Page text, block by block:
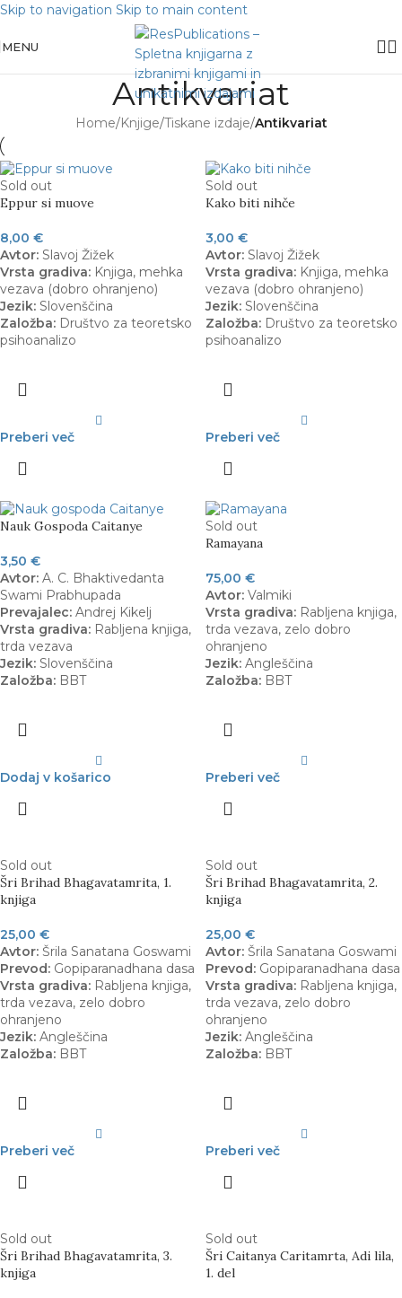
Skip to navigation Skip to main content
MENU
Antikvariat
Home/Knjige/Tiskane izdaje/Antikvariat
Sold out
Eppur si muove
8,00 €
Avtor: Slavoj Žižek
Vrsta gradiva: Knjiga, mehka
vezava (dobro ohranjeno)
Jezik: Slovenščina
Založba: Društvo za teoretsko
psihoanalizo
Preberi več
Sold out
Kako biti nihče
3,00 €
Avtor: Slavoj Žižek
Vrsta gradiva: Knjiga, mehka
vezava (dobro ohranjeno)
Jezik: Slovenščina
Založba: Društvo za teoretsko
psihoanalizo
Preberi več
Nauk Gospoda Caitanye
3,50 €
Avtor: A. C. Bhaktivedanta
Swami Prabhupada
Prevajalec: Andrej Kikelj
Vrsta gradiva: Rabljena knjiga,
trda vezava
Jezik: Slovenščina
Založba: BBT
Dodaj v košarico
Sold out
Ramayana
75,00 €
Avtor: Valmiki
Vrsta gradiva: Rabljena knjiga,
trda vezava, zelo dobro
ohranjeno
Jezik: Angleščina
Založba: BBT
Preberi več
Sold out
Šri Brihad Bhagavatamrita, 1.
knjiga
25,00 €
Avtor: Šrila Sanatana Goswami
Prevod: Gopiparanadhana dasa
Vrsta gradiva: Rabljena knjiga,
trda vezava, zelo dobro
ohranjeno
Jezik: Angleščina
Založba: BBT
Preberi več
Sold out
Šri Brihad Bhagavatamrita, 2.
knjiga
25,00 €
Avtor: Šrila Sanatana Goswami
Prevod: Gopiparanadhana dasa
Vrsta gradiva: Rabljena knjiga,
trda vezava, zelo dobro
ohranjeno
Jezik: Angleščina
Založba: BBT
Preberi več
Sold out
Šri Brihad Bhagavatamrita, 3.
knjiga
Sold out
Šri Caitanya Caritamrta, Adi lila,
1. del